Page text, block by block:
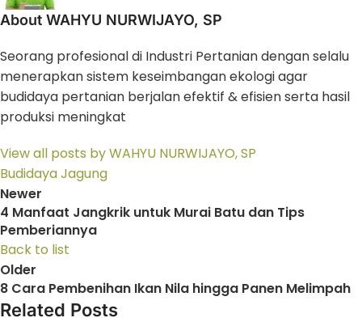
About WAHYU NURWIJAYO, SP
Seorang profesional di Industri Pertanian dengan selalu
menerapkan sistem keseimbangan ekologi agar
budidaya pertanian berjalan efektif & efisien serta hasil
produksi meningkat
View all posts by WAHYU NURWIJAYO, SP
Budidaya Jagung
Newer
4 Manfaat Jangkrik untuk Murai Batu dan Tips
Pemberiannya
Back to list
Older
8 Cara Pembenihan Ikan Nila hingga Panen Melimpah
Related Posts